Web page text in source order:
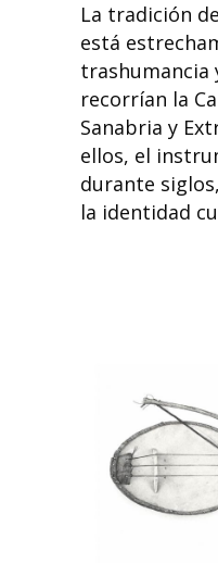
La tradición
está
trashumancia
recorrían la
Sanabria y
ellos, el
durante
la identidad